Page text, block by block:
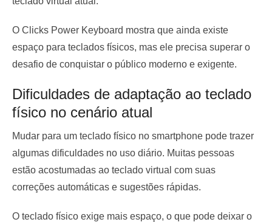
O Clicks Power Keyboard mostra que ainda existe
espaço para teclados físicos, mas ele precisa superar o
desafio de conquistar o público moderno e exigente.
Dificuldades de adaptação ao teclado
físico no cenário atual
Mudar para um teclado físico no smartphone pode trazer
algumas dificuldades no uso diário. Muitas pessoas
estão acostumadas ao teclado virtual com suas
correções automáticas e sugestões rápidas.
O teclado físico exige mais espaço, o que pode deixar o